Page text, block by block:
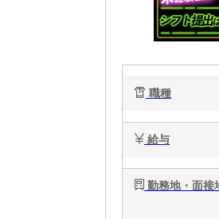
職種
給与
勤務地・面接